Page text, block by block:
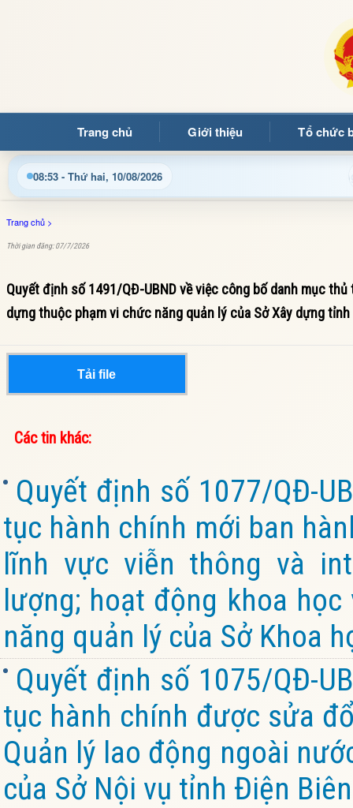
Trang chủ Giới thiệu Tổ chức
08:53 - Thứ hai, 10/08/2026
quý bạn đọc đến với Trang thông tin điện tử xã Mường Ảng
Trang chủ >
Thời gian đăng: 07/7/2026
Quyết định số 1491/QĐ-UBND về việc công bố danh mục
dựng thuộc phạm vi chức năng quản lý của Sở Xây dựng
Tải file
Các tin khác:
Quyết định số 1077/QĐ-
tục hành chính mới ban
lĩnh vực viễn thông và
lượng; hoạt động khoa
năng quản lý của Sở Khoa
Quyết định số 1075/QĐ-
tục hành chính được sửa
Quản lý lao động ngoài
của Sở Nội vụ tỉnh Điện Biên